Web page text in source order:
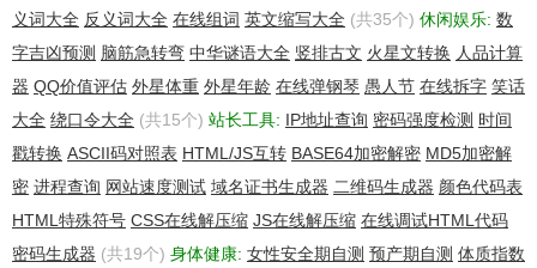
义词大全 反义词大全 在线组词 英文缩写大全 (共35个) 休闲娱乐: 数
字吉凶预测 脑筋急转弯 中华谜语大全 竖排古文 火星文转换 人品计算
器 QQ价值评估 外星体重 外星年龄 在线弹钢琴 愚人节 在线拆字 笑话
大全 绕口令大全 (共15个) 站长工具: IP地址查询 密码强度检测 时间
戳转换 ASCII码对照表 HTML/JS互转 BASE64加密解密 MD5加密解
密 进程查询 网站速度测试 域名证书生成器 二维码生成器 颜色代码表
HTML特殊符号 CSS在线解压缩 JS在线解压缩 在线调试HTML代码
密码生成器 (共19个) 身体健康: 女性安全期自测 预产期自测 体质指数